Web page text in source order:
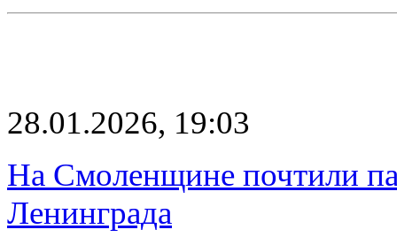
28.01.2026, 19:03
На Смоленщине почтили
Ленинграда